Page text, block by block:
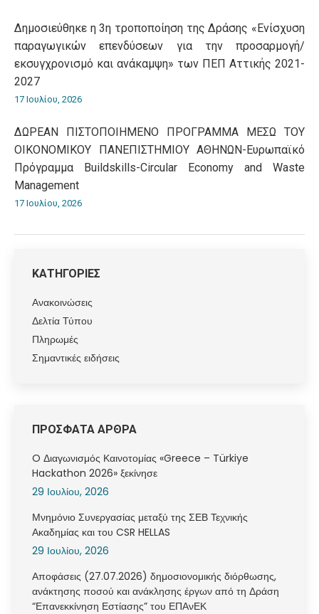
Δημοσιεύθηκε η 3η τροποποίηση της Δράσης «Ενίσχυση
παραγωγικών επενδύσεων για την προσαρμογή/
εκσυγχρονισμό και ανάκαμψη» των ΠΕΠ Αττικής 2021-
2027
17 Ιουλίου, 2026
ΔΩΡΕΑΝ ΠΙΣΤΟΠΟΙΗΜΕΝΟ ΠΡΟΓΡΑΜΜΑ ΜΕΣΩ ΤΟΥ
ΟΙΚΟΝΟΜΙΚΟΥ ΠΑΝΕΠΙΣΤΗΜΙΟΥ ΑΘΗΝΩΝ-Ευρωπαϊκό
Πρόγραμμα Βuildskills-Circular Economy and Waste
Management
17 Ιουλίου, 2026
ΚΑΤΗΓΟΡΙΕΣ
Ανακοινώσεις
Δελτία Τύπου
Πληρωμές
Σημαντικές ειδήσεις
ΠΡΟΣΦΑΤΑ ΑΡΘΡΑ
O Διαγωνισμός Καινοτομίας «Greece – Türkiye
Hackathon 2026» ξεκίνησε
29 Ιουλίου, 2026
Μνημόνιο Συνεργασίας μεταξύ της ΣΕΒ Τεχνικής
Ακαδημίας και του CSR HELLAS
29 Ιουλίου, 2026
Αποφάσεις (27.07.2026) δημοσιονομικής διόρθωσης,
ανάκτησης ποσού και ανάκλησης έργων από τη Δράση
“Επανεκκίνηση Εστίασης” του ΕΠΑνΕΚ